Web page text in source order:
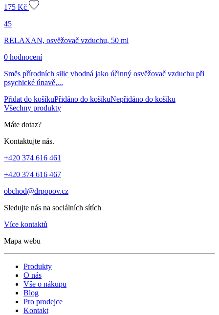
175 Kč
45
RELAXAN, osvěžovač vzduchu, 50 ml
0 hodnocení
Směs přírodních silic vhodná jako účinný osvěžovač vzduchu při
psychické únavě,...
Přidat do košíkuPřidáno do košíkuNepřidáno do košíku
Všechny produkty
Máte dotaz?
Kontaktujte nás.
+420 374 616 461
+420 374 616 467
obchod@drpopov.cz
Sledujte nás na sociálních sítích
Více kontaktů
Mapa webu
Produkty
O nás
Vše o nákupu
Blog
Pro prodejce
Kontakt